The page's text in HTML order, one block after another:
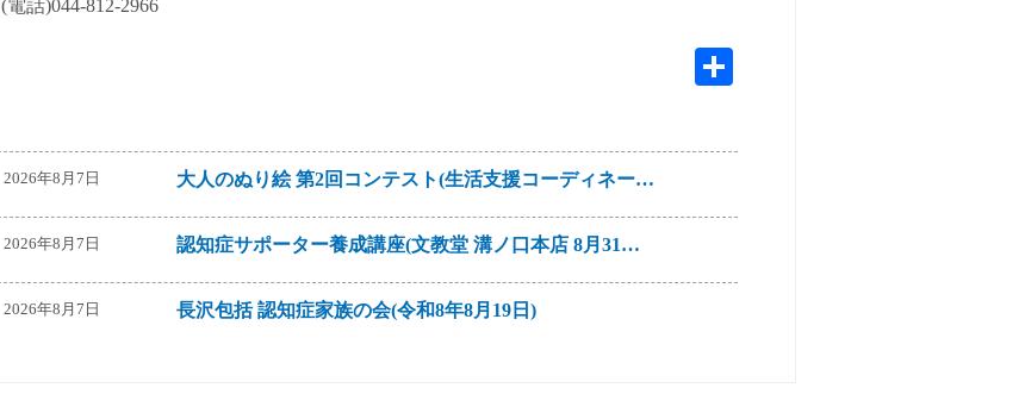
(電話)044-812-2966
2026年8月7日 大人のぬり絵 第2回コンテスト(生活支援コーディネー…
2026年8月7日 認知症サポーター養成講座(文教堂 溝ノ口本店 8月31…
2026年8月7日 長沢包括 認知症家族の会(令和8年8月19日)